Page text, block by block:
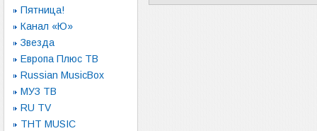
Пятница!
Канал «Ю»
Звезда
Европа Плюс ТВ
Russian MusicBox
МУЗ ТВ
RU TV
ТНТ MUSIC